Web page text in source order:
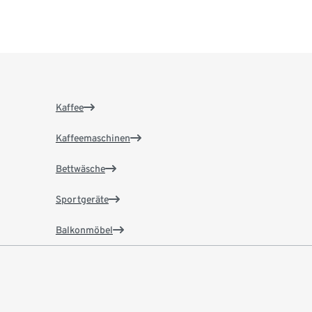
Kaffee
Kaffeemaschinen
Bettwäsche
Sportgeräte
Balkonmöbel